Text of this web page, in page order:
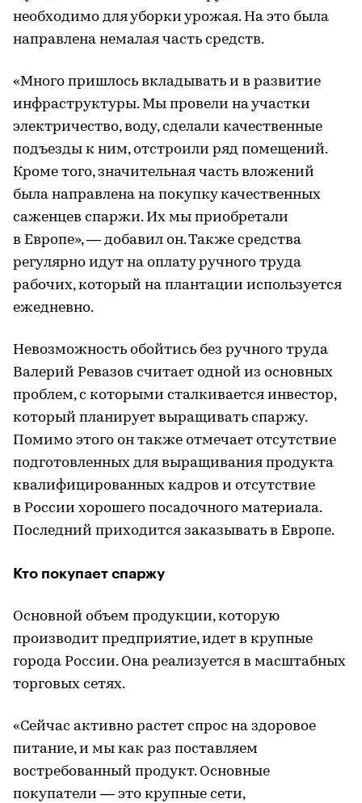
необходимо для уборки урожая. На это была
направлена немалая часть средств.
«Много пришлось вкладывать и в развитие
инфраструктуры. Мы провели на участки
электричество, воду, сделали качественные
подъезды к ним, отстроили ряд помещений.
Кроме того, значительная часть вложений
была направлена на покупку качественных
саженцев спаржи. Их мы приобретали
в Европе», — добавил он. Также средства
регулярно идут на оплату ручного труда
рабочих, который на плантации используется
ежедневно.
Невозможность обойтись без ручного труда
Валерий Ревазов считает одной из основных
проблем, с которыми сталкивается инвестор,
который планирует выращивать спаржу.
Помимо этого он также отмечает отсутствие
подготовленных для выращивания продукта
квалифицированных кадров и отсутствие
в России хорошего посадочного материала.
Последний приходится заказывать в Европе.
Кто покупает спаржу
Основной объем продукции, которую
производит предприятие, идет в крупные
города России. Она реализуется в масштабных
торговых сетях.
«Сейчас активно растет спрос на здоровое
питание, и мы как раз поставляем
востребованный продукт. Основные
покупатели — это крупные сети,